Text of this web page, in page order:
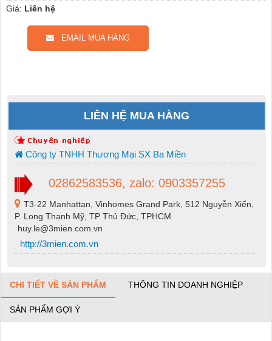
Giá: Liên hệ
EMAIL MUA HÀNG
LIÊN HỆ MUA HÀNG
Công ty TNHH Thương Mại SX Ba Miền
02862583536, zalo: 0903357255
T3-22 Manhattan, Vinhomes Grand Park, 512 Nguyễn Xiển,
P. Long Thạnh Mỹ, TP Thủ Đức, TPHCM
huy.le@3mien.com.vn
http://3mien.com.vn
CHI TIẾT VỀ SẢN PHẨM THÔNG TIN DOANH NGHIỆP
SẢN PHẨM GỢI Ý